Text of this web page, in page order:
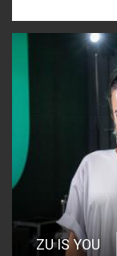
ZU IS YOU